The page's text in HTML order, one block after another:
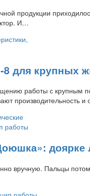
продукции
И…
для крупных
работы с крупным
производительность
доярке
вручную. Пальцы